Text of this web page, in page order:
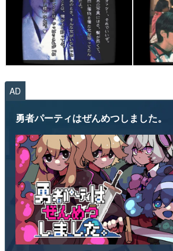
AD
勇者パーティはぜんめつしました。